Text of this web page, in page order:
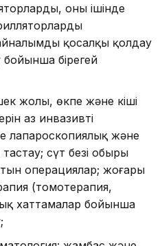
оның ішінде
қосалқы қолдау
бірегей
жолы, өкпе және кіші
аз инвазивті
лапароскопиялық және
сүт безі обыры
операциялар; жоғары
(томотерапия,
хаттамалар бойынша